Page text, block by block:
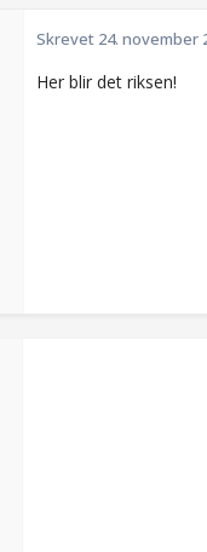
Skrevet 24. november
Her blir det riksen!